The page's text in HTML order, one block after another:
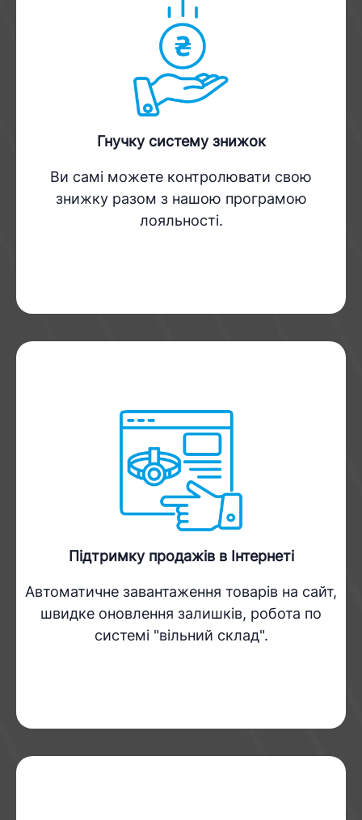
Гнучку систему знижок
Ви самі можете контролювати свою
знижку разом з нашою програмою
лояльності.
Підтримку продажів в Інтернеті
Автоматичне завантаження товарів на сайт,
швидке оновлення залишків, робота по
системі "вільний склад".